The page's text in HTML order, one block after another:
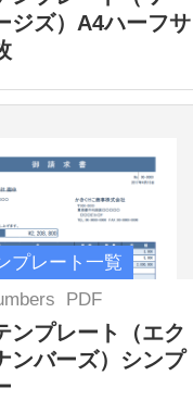
ジズ）A4ハーフサ
プレート一覧
PDF
ンプレート（エク
ンバーズ）シンプ